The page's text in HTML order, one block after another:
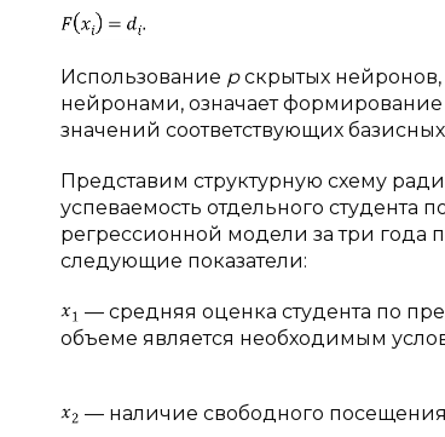
Использование рскрытых
нейронами, означает
значений соответствующих
Представим структурную схему
успеваемость отдельного
регрессионной модели за три года
следующие показатели:
— средняя оценка студента по
объеме является необходимым
— наличие свободного